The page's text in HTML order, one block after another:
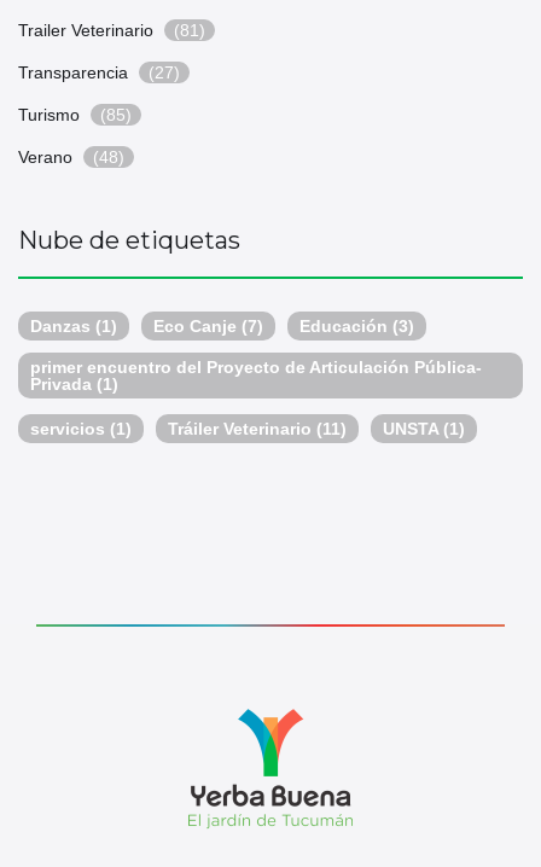
Trailer Veterinario (81)
Transparencia (27)
Turismo (85)
Verano (48)
Nube de etiquetas
Danzas (1) Eco Canje (7) Educación (3)
primer encuentro del Proyecto de Articulación Pública-
Privada (1)
servicios (1) Tráiler Veterinario (11) UNSTA(1)